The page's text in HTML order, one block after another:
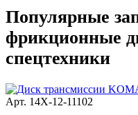
Популярные
фрикционные
спецтехники
Арт. 14X-12-11102